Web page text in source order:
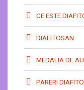
CE ESTE
DIAFITOSAN
MEDALIA DE
PARERI